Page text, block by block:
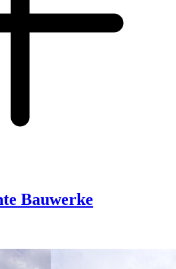
Bauwerke